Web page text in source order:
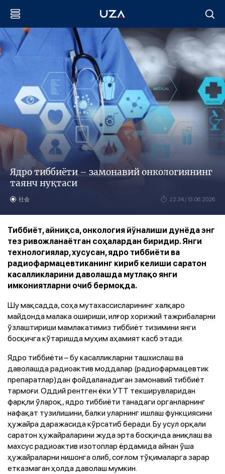
Ядро тиббиёти – замонавий онкологиянинг
таянч нуқтаси
社会 22:34 / 13.06.2026
Тиббиёт, айниқса, онкология йўналиши дунёда энг
тез ривожланаётган соҳалардан биридир. Янги
технологиялар, хусусан, ядро тиббиёти ва
радиофармацевтиканинг кириб келиши саратон
касалликларини даволашда мутлақо янги
имкониятларни очиб бермоқда.
Шу мақсадда, соҳа мутахассисларининг халқаро
майдонда малака ошириши, илғор хорижий тажрибаларни
ўзлаштириши мамлакатимиз тиббиёт тизимини янги
босқичга кўтаришда муҳим аҳамият касб этади.
Ядро тиббиёти – бу касалликларни ташхислаш ва
даволашда радиоактив моддалар (радиофармацевтик
препаратлар)дан фойдаланадиган замонавий тиббиёт
тармоғи. Оддий рентген ёки УТТ текширувларидан
фарқли ўлароқ, ядро тиббиёти танадаги органларнинг
нафақат тузилишини, балки уларнинг ишлаш функциясини
ҳужайра даражасида кўрсатиб беради. Бу усул орқали
саратон ҳужайраларини жуда эрта босқичда аниқлаш ва
махсус радиоактив изотоплар ёрдамида айнан ўша
ҳужайраларни нишонга олиб, соғлом тўқималарга зарар
етказмаган ҳолда даволаш мумкин.